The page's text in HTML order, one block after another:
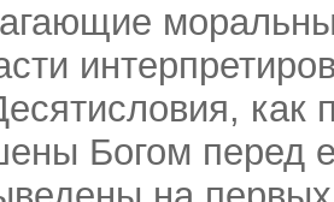
как
Богом